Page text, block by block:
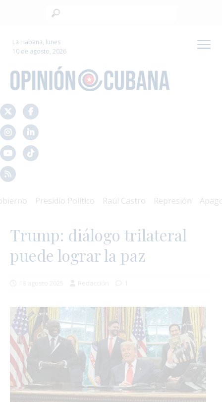
La Habana, lunes
10 de agosto, 2026
Presidio Político Raúl Castro Represión Apagones
Trump: diálogo trilateral
puede lograr la paz